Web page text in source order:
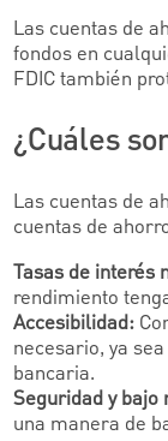
Las cuentas de
fondos en
FDIC también
¿Cuáles
Las cuentas de
cuentas de
Tasas de interés
rendimiento
Accesibilidad:
necesario, ya
bancaria.
Seguridad y bajo
una manera de